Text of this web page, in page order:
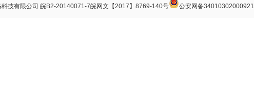
技有限公司 皖B2-20140071-7皖网文【2017】8769-140号 公安网备34010302000921